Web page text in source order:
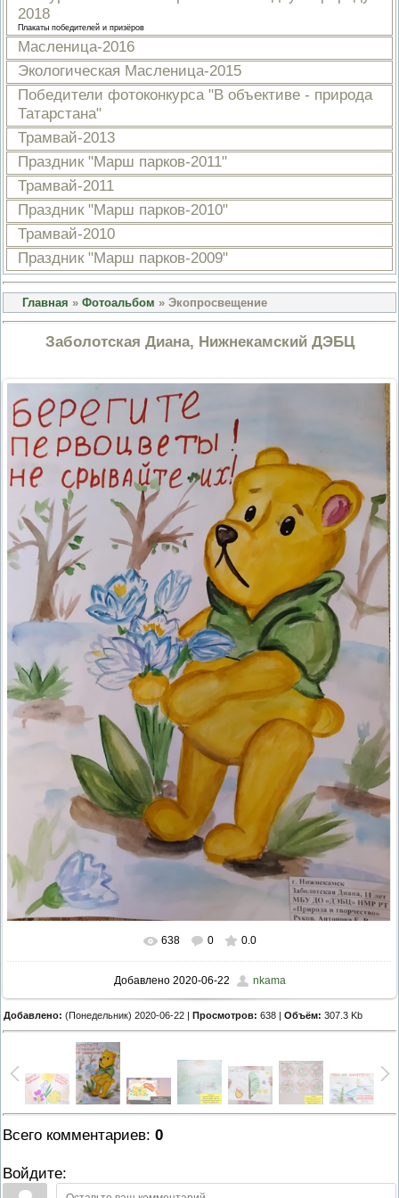
ОСУЩЕСТВЛЕНИИ
ОБЛАСТИ ОХРАНЫ И
ИСПОЛЬЗОВАНИЯ ООПТ
ФЕДЕРАЛЬНОГО ЗНАЧЕНИЯ
РИСКОВ ПРИЧИНЕНИЯ
КОНТРОЛЬНЫХ
СВЕДЕНИЙ, КОТОРЫЕ МОГУТ
ЗАПРАШИВАТЬСЯ
КОНТРОЛИРУЕМОГО ЛИЦА
2018
Плакаты победителей и призёров
Масленица-2016
Экологическая Масленица-2015
Победители фотоконкурса "В объективе - природа
Татарстана"
Трамвай-2013
Праздник "Марш парков-2011"
Трамвай-2011
Праздник "Марш парков-2010"
Трамвай-2010
Праздник "Марш парков-2009"
Главная » Фотоальбом » Экопросвещение
Заболотская Диана, Нижнекамский ДЭБЦ
638 0 0.0
Добавлено2020-06-22 nkama
Добавлено: (Понедельник) 2020-06-22 | Просмотров: 638 | Объём: 307.3 Kb
Всего комментариев: 0
Войдите: